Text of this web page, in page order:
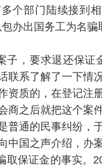
个部门陆续接到
办出国务工为名
子，要求退还保
联系了解了一下
资质的，在登记注
商之后就把这个案
普通的民事纠纷，
中国之声介绍，办
取保证金的事实